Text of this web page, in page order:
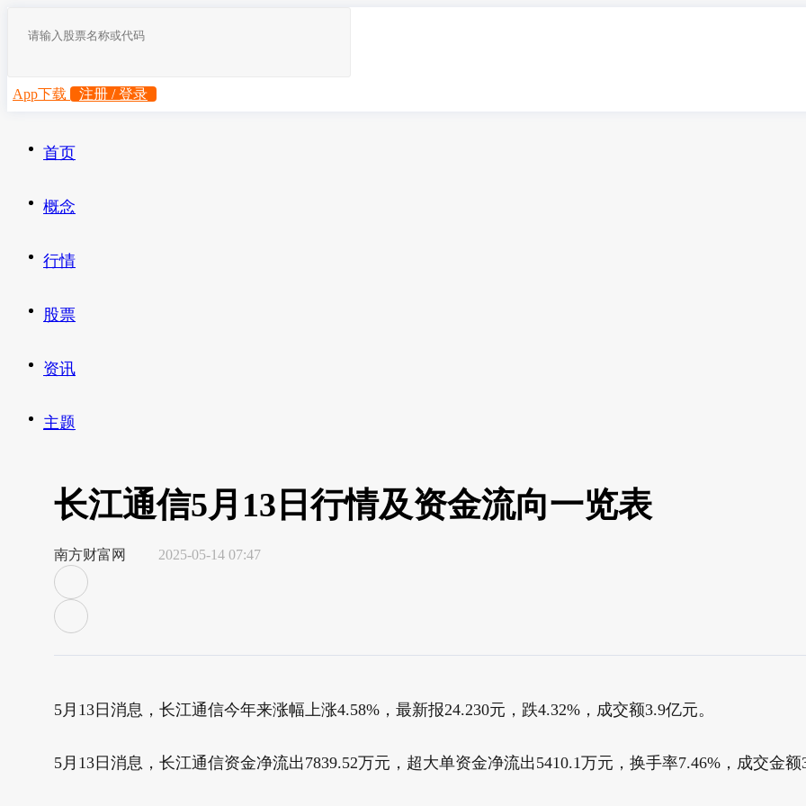
App下载 注册 / 登录
首页
概念
行情
股票
资讯
主题
长江通信5月13日行情及资金流向一览表
南方财富网 2025-05-14 07:47
5月13日消息，长江通信今年来涨幅上涨4.58%，最新报24.230元，跌4.32%，成交额3.9亿元。
5月13日消息，长江通信资金净流出7839.52万元，超大单资金净流出5410.1万元，换手率7.46%，成交金额